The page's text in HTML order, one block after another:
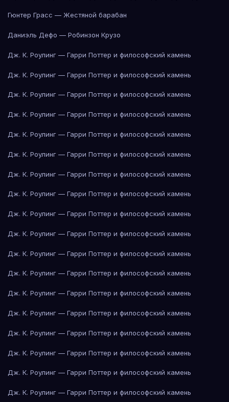
Гюнтер Грасс — Жестяной барабан
Даниэль Дефо — Робинзон Крузо
Дж. К. Роулинг — Гарри Поттер и философский камень
Дж. К. Роулинг — Гарри Поттер и философский камень
Дж. К. Роулинг — Гарри Поттер и философский камень
Дж. К. Роулинг — Гарри Поттер и философский камень
Дж. К. Роулинг — Гарри Поттер и философский камень
Дж. К. Роулинг — Гарри Поттер и философский камень
Дж. К. Роулинг — Гарри Поттер и философский камень
Дж. К. Роулинг — Гарри Поттер и философский камень
Дж. К. Роулинг — Гарри Поттер и философский камень
Дж. К. Роулинг — Гарри Поттер и философский камень
Дж. К. Роулинг — Гарри Поттер и философский камень
Дж. К. Роулинг — Гарри Поттер и философский камень
Дж. К. Роулинг — Гарри Поттер и философский камень
Дж. К. Роулинг — Гарри Поттер и философский камень
Дж. К. Роулинг — Гарри Поттер и философский камень
Дж. К. Роулинг — Гарри Поттер и философский камень
Дж. К. Роулинг — Гарри Поттер и философский камень
Дж. К. Роулинг — Гарри Поттер и философский камень